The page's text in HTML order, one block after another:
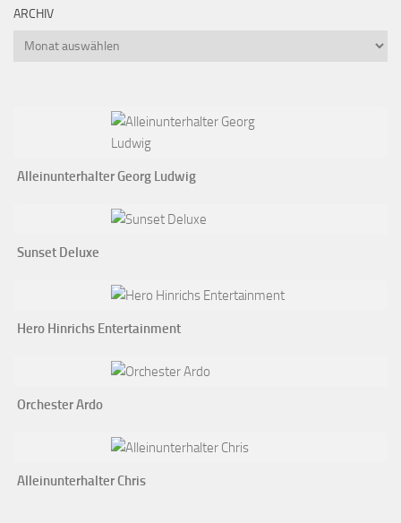
ARCHIV
Archiv
Alleinunterhalter Georg Ludwig
Sunset Deluxe
Hero Hinrichs Entertainment
Orchester Ardo
Alleinunterhalter Chris